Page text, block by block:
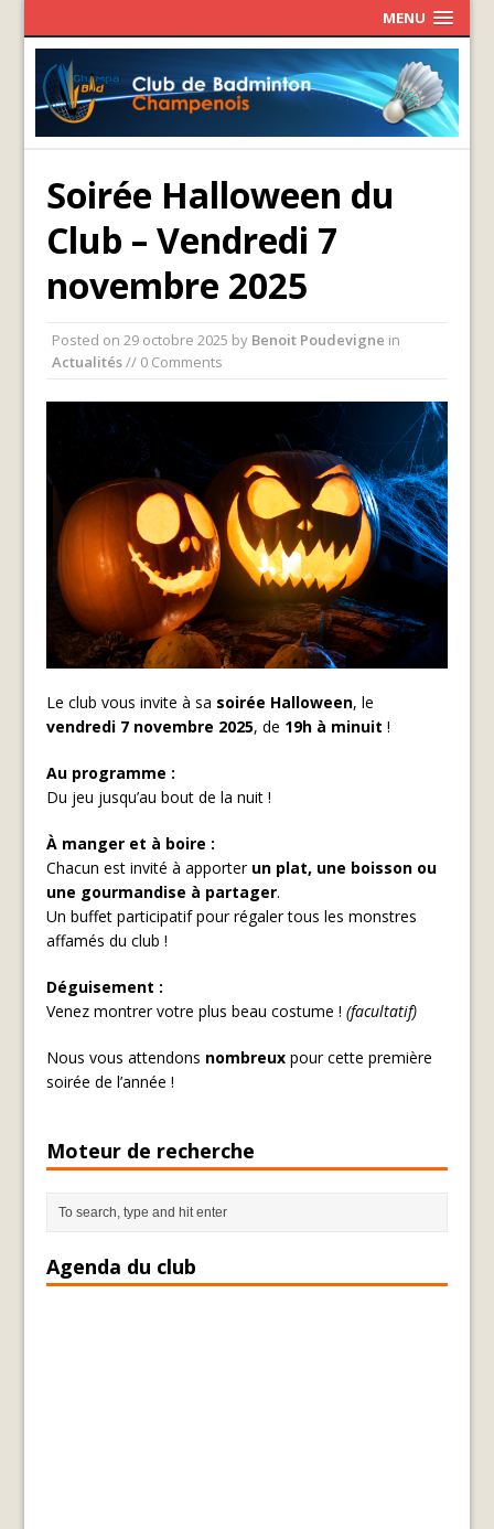
MENU
Soirée Halloween du
Club – Vendredi 7
novembre 2025
Posted on29 octobre 2025 by Benoit Poudevigne in
Actualités// 0 Comments
Le club vous invite à sa soirée Halloween, le
vendredi 7 novembre 2025, de 19h à minuit !
Au programme :
Du jeu jusqu’au bout de la nuit !
À manger et à boire :
Chacun est invité à apporter un plat, une boisson ou
une gourmandise à partager.
Un buffet participatif pour régaler tous les monstres
affamés du club !
Déguisement :
Venez montrer votre plus beau costume !(facultatif)
Nous vous attendons nombreux pour cette première
soirée de l’année !
Moteur de recherche
Agenda du club